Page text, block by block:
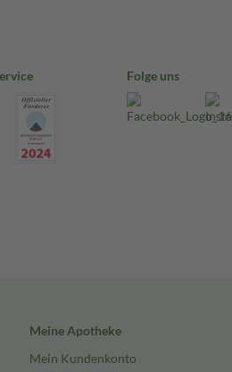
Folge uns
Meine Apotheke
Mein Kundenkonto